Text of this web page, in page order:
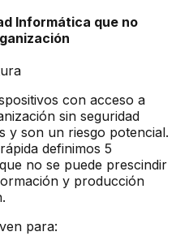
Informática que no
con acceso a
sin seguridad
y son un riesgo potencial.
definimos 5
no se puede prescindir
y producción
para: